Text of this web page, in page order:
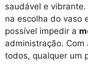
saudável e
na escolha do vaso
possível impedir a
administração.
todos, qualquer um